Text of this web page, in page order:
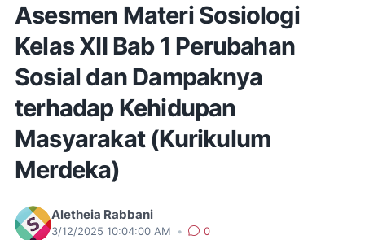
Asesmen Materi Sosiologi
Kelas XII Bab 1 Perubahan
Sosial dan Dampaknya
terhadap Kehidupan
Masyarakat (Kurikulum
Merdeka)
Aletheia Rabbani
3/12/2025 10:04:00 AM •
0